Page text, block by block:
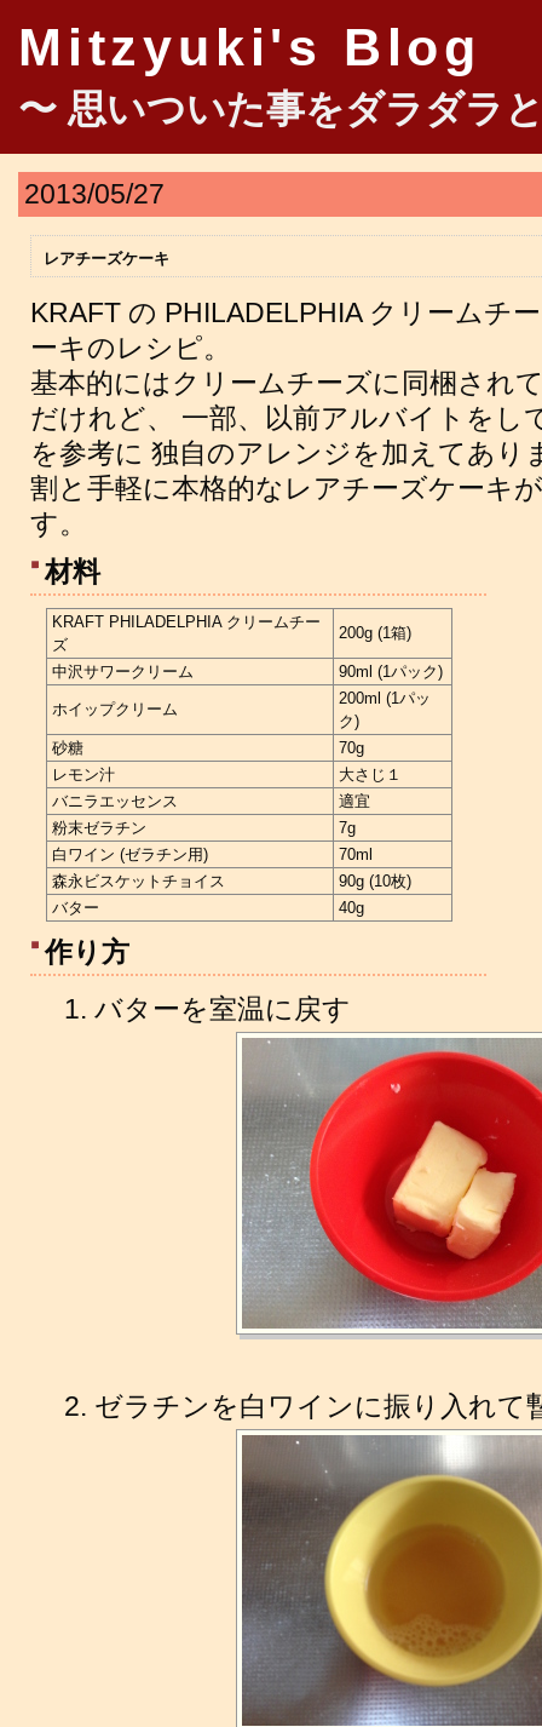
Mitzyuki's Blog
〜 思いついた事をダラダラ
2013/05/27
レアチーズケーキ
KRAFT の PHILADELPHIA クリームチ
ーキのレシピ。
基本的にはクリームチーズに同梱され
だけれど、 一部、以前アルバイトをし
を参考に 独自のアレンジを加えてあり
割と手軽に本格的なレアチーズケーキ
す。
材料
KRAFT PHILADELPHIA クリームチー
ズ
200g (1箱)
中沢サワークリーム 90ml (1パック)
ホイップクリーム
200ml (1パッ
ク)
砂糖
70g
レモン汁
大さじ１
バニラエッセンス
適宜
粉末ゼラチン
7g
白ワイン (ゼラチン用)
70ml
森永ビスケットチョイス
90g (10枚)
バター
40g
作り方
バターを室温に戻す
ゼラチンを白ワインに振り入れて